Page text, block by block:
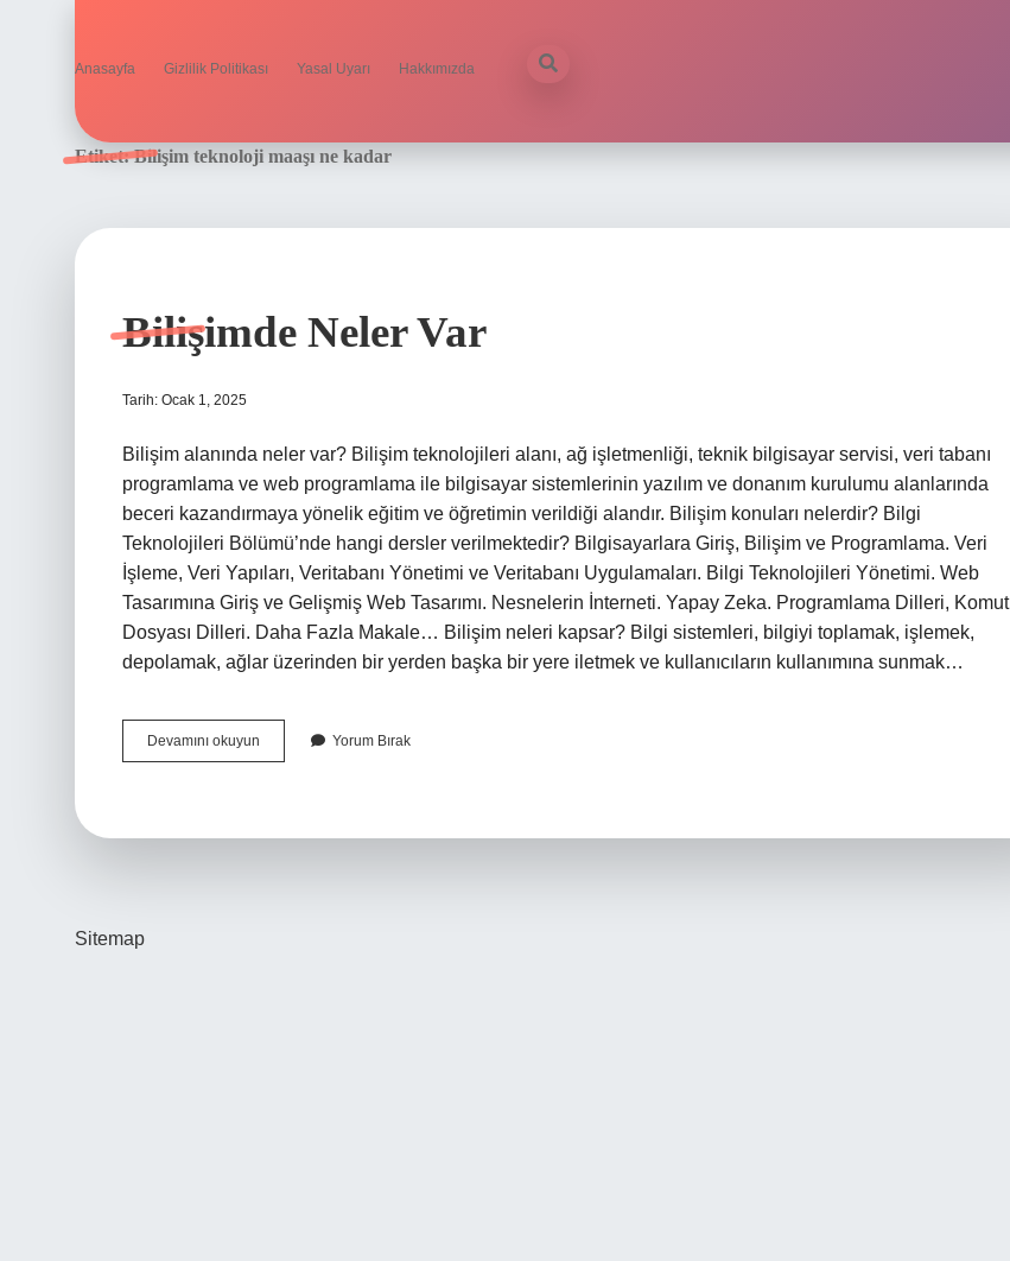
Anasayfa Gizlilik Politikası Yasal Uyarı Hakkımızda
Etiket:Bilişim teknoloji maaşı ne kadar
Bilişimde Neler Var
Tarih: Ocak 1, 2025
Bilişim alanında neler var? Bilişim teknolojileri alanı, ağ işletmenliği, teknik bilgisayar servisi, veri tabanı
programlama ve web programlama ile bilgisayar sistemlerinin yazılım ve donanım kurulumu alanlarında
beceri kazandırmaya yönelik eğitim ve öğretimin verildiği alandır. Bilişim konuları nelerdir? Bilgi
Teknolojileri Bölümü’nde hangi dersler verilmektedir? Bilgisayarlara Giriş, Bilişim ve Programlama. Veri
İşleme, Veri Yapıları, Veritabanı Yönetimi ve Veritabanı Uygulamaları. Bilgi Teknolojileri Yönetimi. Web
Tasarımına Giriş ve Gelişmiş Web Tasarımı. Nesnelerin İnterneti. Yapay Zeka. Programlama Dilleri, Komut
Dosyası Dilleri. Daha Fazla Makale… Bilişim neleri kapsar? Bilgi sistemleri, bilgiyi toplamak, işlemek,
depolamak, ağlar üzerinden bir yerden başka bir yere iletmek ve kullanıcıların kullanımına sunmak…
Devamını okuyun Bilişimde
Neler
Yorum Bırak
Sitemap